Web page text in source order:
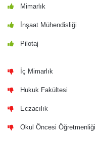
Mimarlık
İnşaat Mühendisliği
Pilotaj
İç Mimarlık
Hukuk Fakültesi
Eczacılık
Okul Öncesi Öğretmenliği